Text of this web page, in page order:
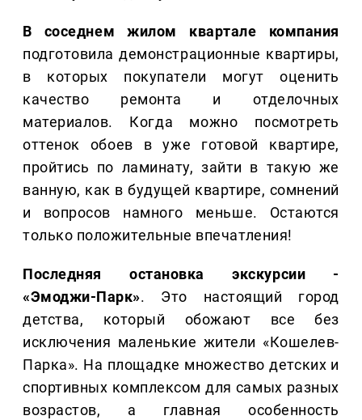
В соседнем жилом квартале компания
подготовила демонстрационные квартиры,
в которых покупатели могут оценить
качество ремонта и отделочных
материалов. Когда можно посмотреть
оттенок обоев в уже готовой квартире,
пройтись по ламинату, зайти в такую же
ванную, как в будущей квартире, сомнений
и вопросов намного меньше. Остаются
только положительные впечатления!
Последняя остановка экскурсии -
«Эмоджи-Парк». Это настоящий город
детства, который обожают все без
исключения маленькие жители «Кошелев-
Парка». На площадке множество детских и
спортивных комплексом для самых разных
возрастов, а главная особенность